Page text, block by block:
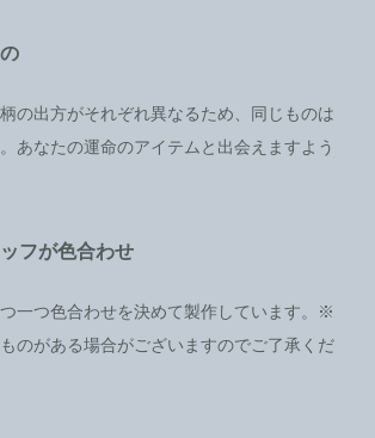
の出方がそれぞれ異なるため、同じものは
あなたの運命のアイテムと出会えますよう
フが色合わせ
一つ色合わせを決めて製作しています。※
のがある場合がございますのでご了承くだ